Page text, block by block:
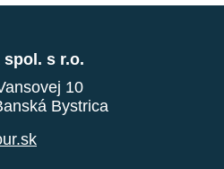
spol. s r.o.
10
Bystrica